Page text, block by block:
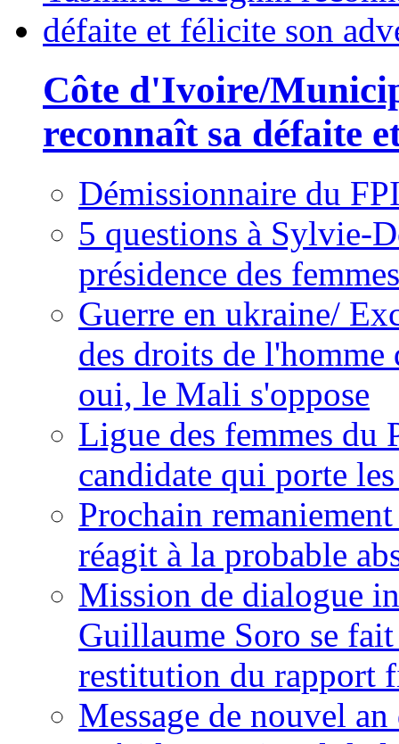
Côte d'Ivoire/
reconnaît sa défaite
Démissionnaire du
5 questions à Sylvie-
présidence des
Guerre en ukraine/
des droits de
oui, le Mali s'oppose
Ligue des femmes du
candidate qui porte
Prochain
réagit à la probable
Mission de dialogue
Guillaume Soro se
restitution du rapport
Message de nouvel